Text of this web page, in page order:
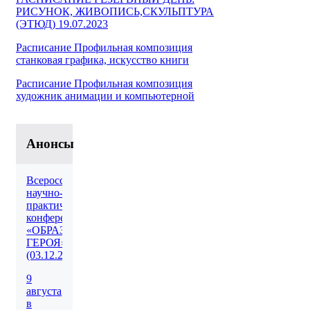
РИСУНОК, ЖИВОПИСЬ,СКУЛЬПТУРА
(ЭТЮД) 19.07.2023
Расписание Профильная композиция
станковая графика, искусство книги
Расписание Профильная композиция
художник анимации и компьютерной
Анонсы
Всероссийская
научно-
практическая
конференция
«ОБРАЗ
ГЕРОЯ»
(03.12.2026)
9
августа
в